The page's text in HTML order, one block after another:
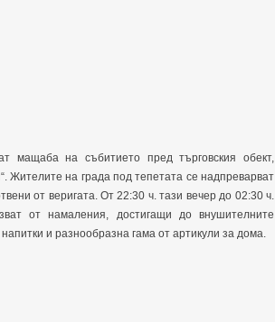
мащаба на събитието пред търговския обект,
Жителите на града под тепетата се надпреварват
от веригата. От 22:30 ч. тази вечер до 02:30 ч.
от намаления, достигащи до внушителните
и разнообразна гама от артикули за дома.